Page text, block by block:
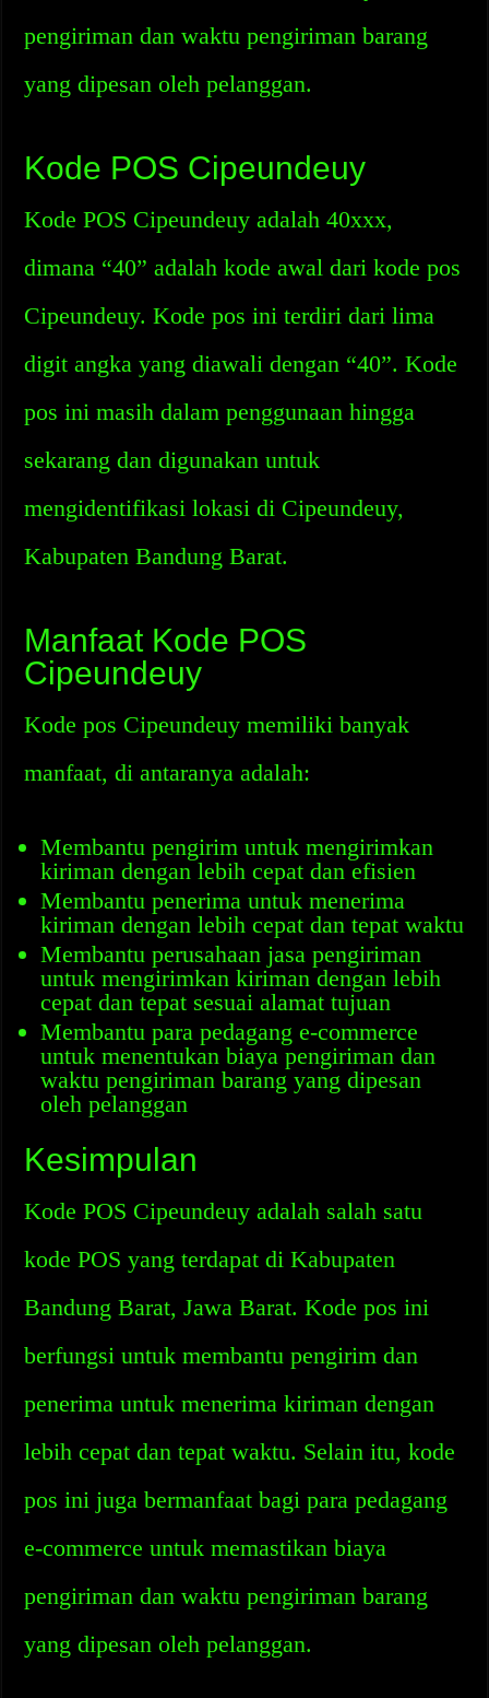
pengiriman dan waktu pengiriman barang
yang dipesan oleh pelanggan.
Kode POS Cipeundeuy
Kode POS Cipeundeuy adalah 40xxx,
dimana “40” adalah kode awal dari kode pos
Cipeundeuy. Kode pos ini terdiri dari lima
digit angka yang diawali dengan “40”. Kode
pos ini masih dalam penggunaan hingga
sekarang dan digunakan untuk
mengidentifikasi lokasi di Cipeundeuy,
Kabupaten Bandung Barat.
Manfaat Kode POS
Cipeundeuy
Kode pos Cipeundeuy memiliki banyak
manfaat, di antaranya adalah:
Membantu pengirim untuk mengirimkan
kiriman dengan lebih cepat dan efisien
Membantu penerima untuk menerima
kiriman dengan lebih cepat dan tepat waktu
Membantu perusahaan jasa pengiriman
untuk mengirimkan kiriman dengan lebih
cepat dan tepat sesuai alamat tujuan
Membantu para pedagang e-commerce
untuk menentukan biaya pengiriman dan
waktu pengiriman barang yang dipesan
oleh pelanggan
Kesimpulan
Kode POS Cipeundeuy adalah salah satu
kode POS yang terdapat di Kabupaten
Bandung Barat, Jawa Barat. Kode pos ini
berfungsi untuk membantu pengirim dan
penerima untuk menerima kiriman dengan
lebih cepat dan tepat waktu. Selain itu, kode
pos ini juga bermanfaat bagi para pedagang
e-commerce untuk memastikan biaya
pengiriman dan waktu pengiriman barang
yang dipesan oleh pelanggan.